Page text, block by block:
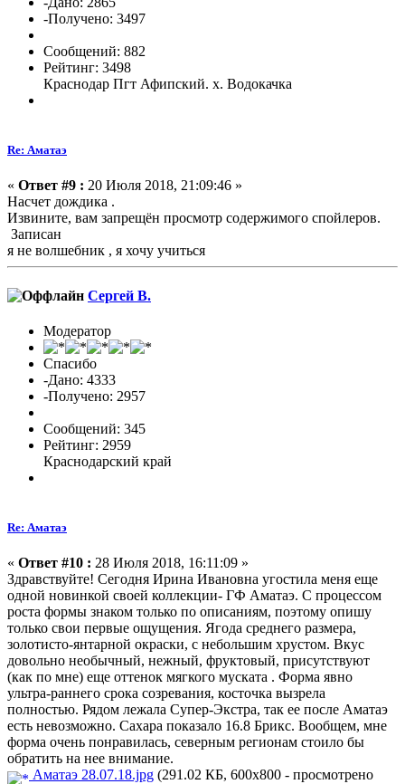
-Получено: 3497
Сообщений: 882
Рейтинг: 3498
Краснодар Пгт Афипский. х. Водокачка
Re: Аматаэ
« Ответ #9 : 20 Июля 2018, 21:09:46 »
Насчет дождика .
Извините, вам запрещён просмотр содержимого спойлеров.
Записан
я не волшебник , я хочу учиться
Сергей В.
Модератор
Спасибо
-Дано: 4333
-Получено: 2957
Сообщений: 345
Рейтинг: 2959
Краснодарский край
Re: Аматаэ
« Ответ #10 : 28 Июля 2018, 16:11:09 »
Здравствуйте! Сегодня Ирина Ивановна угостила меня еще
одной новинкой своей коллекции- ГФ Аматаэ. С процессом
роста формы знаком только по описаниям, поэтому опишу
только свои первые ощущения. Ягода среднего размера,
золотисто-янтарной окраски, с небольшим хрустом. Вкус
довольно необычный, нежный, фруктовый, присутствуют
(как по мне) еще оттенок мягкого муската . Форма явно
ультра-раннего срока созревания, косточка вызрела
полностью. Рядом лежала Супер-Экстра, так ее после Аматаэ
есть невозможно. Сахара показало 16.8 Брикс. Вообщем, мне
форма очень понравилась, северным регионам стоило бы
обратить на нее внимание.
Аматаэ 28.07.18.jpg (291.02 КБ, 600x800 - просмотрено